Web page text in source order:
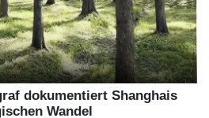
dokumentiert Shanghais
Wandel